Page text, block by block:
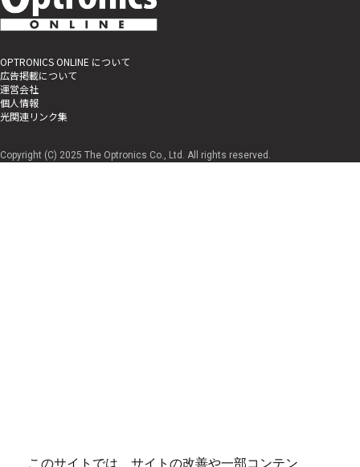
このサイトでは、サイトの改善や一部コンテン
OPTRONICS ONLINE について
広告掲載について
運営会社
個人情報
光関連リンク集
Copyright (C) 2025 The Optronics Co., Ltd. All rights reserved.